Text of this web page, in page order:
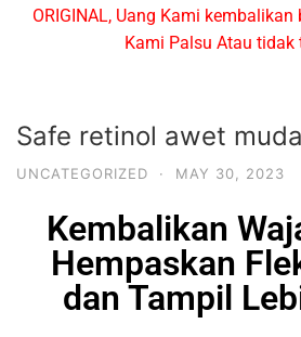
ORIGINAL, Uang Kami
Kami Palsu Atau tidak
Safe retinol awet
UNCATEGORIZED · MAY 30, 2023
Kembalikan
Hempaskan
dan Tampil